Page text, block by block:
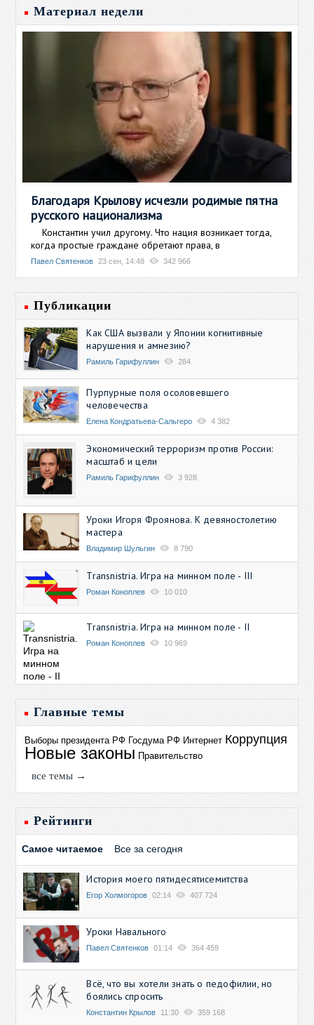
Материал недели
Благодаря Крылову исчезли родимые пятна
русского национализма
Константин учил другому. Что нация возникает тогда,
когда простые граждане обретают права, в
Павел Святенков 23 сен, 14:48 342 966
Публикации
Как США вызвали у Японии когнитивные
нарушения и амнезию?
Рамиль Гарифуллин 284
Пурпурные поля осоловевшего
человечества
Елена Кондратьева-Сальгеро 4 382
Экономический терроризм против России:
масштаб и цели
Рамиль Гарифуллин 3 928
Уроки Игоря Фроянова. К девяностолетию
мастера
Владимир Шульгин 8 790
Transnistria. Игра на минном поле - III
Роман Коноплев 10 010
Transnistria. Игра на минном поле - II
Роман Коноплев 10 969
Главные темы
Выборы президента РФ Госдума РФ Интернет Коррупция
Новые законы Правительство
все темы →
Рейтинги
Самое читаемое Все за сегодня
История моего пятидесятисемитства
Егор Холмогоров 02:14 407 724
Уроки Навального
Павел Святенков 01:14 364 459
Всё, что вы хотели знать о педофилии, но
боялись спросить
Константин Крылов 11:30 359 168